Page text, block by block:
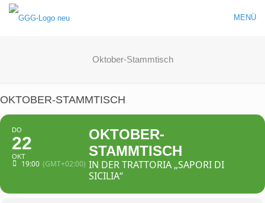
MENÜ
Oktober-Stammtisch
OKTOBER-STAMMTISCH
DO
22
OKT
19:00 (GMT+02:00)
OKTOBER-
STAMMTISCH
IN DER TRATTORIA „SAPORI DI
SICILIA“